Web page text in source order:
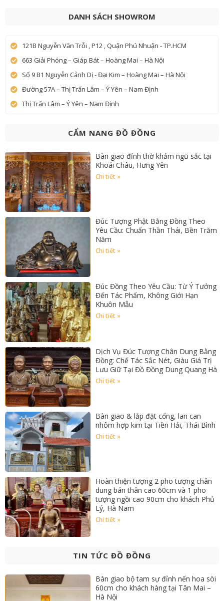
DANH SÁCH SHOWROM
121B Nguyễn Văn Trỗi , P12 , Quận Phú Nhuận - TP.HCM
663 Giải Phóng – Giáp Bát – Hoàng Mai – Hà Nội
Số 9 B1 Nguyễn Cảnh Dị - Đại Kim – Hoàng Mai – Hà Nội
Đường 57A – Thị Trấn Lâm – Ý Yên – Nam Định
Thị Trấn Lâm – Ý Yên – Nam Định
CẨM NANG ĐỒ ĐỒNG
Bàn giao đỉnh thờ khảm ngũ sắc tại
Khoái Châu, Hưng Yên
Chi tiết »
Đúc Tượng Phật Bằng Đồng Theo
Yêu Cầu: Chuẩn Thần Thái, Bền Trăm
Năm
Chi tiết »
Đúc Đồng Theo Yêu Cầu: Từ Ý Tưởng
Đến Tác Phẩm, Không Giới Hạn
Khuôn Mẫu
Chi tiết »
Dịch Vụ Đúc Tượng Chân Dung Bằng
Đồng: Chế Tác Sắc Nét, Giàu Giá Trị
Lưu Giữ Tại Đồ Đồng Dung Quang Hà
Chi tiết »
Bàn giao & lắp đặt cổng, lan can
nhôm hợp kim tại Tiền Hải, Thái Bình
Chi tiết »
Hoàn thiện tượng 2 pho tượng chân
dung bán thân cao 60cm và 1 pho
tượng ngồi cao 90cm cho khách Phủ
Lý, Hà Nam
Chi tiết »
TIN TỨC ĐỒ ĐỒNG
Bàn giao bộ tam sự đỉnh nến hoa sòi
60cm cho khách hàng tại Tân Mai –
Hà Nội